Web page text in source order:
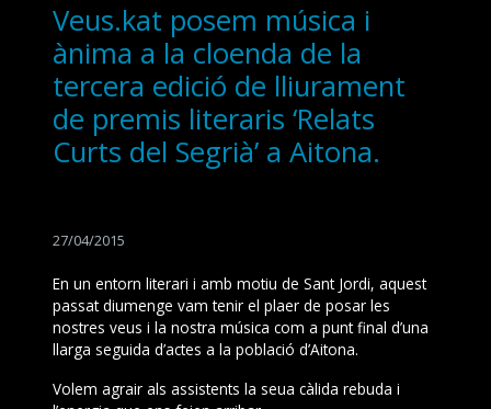
Veus.kat posem música i
ànima a la cloenda de la
tercera edició de lliurament
de premis literaris ‘Relats
Curts del Segrià’ a Aitona.
27/04/2015
En un entorn literari i amb motiu de Sant Jordi, aquest
passat diumenge vam tenir el plaer de posar les
nostres veus i la nostra música com a punt final d’una
llarga seguida d’actes a la població d’Aitona.
Volem agrair als assistents la seua càlida rebuda i